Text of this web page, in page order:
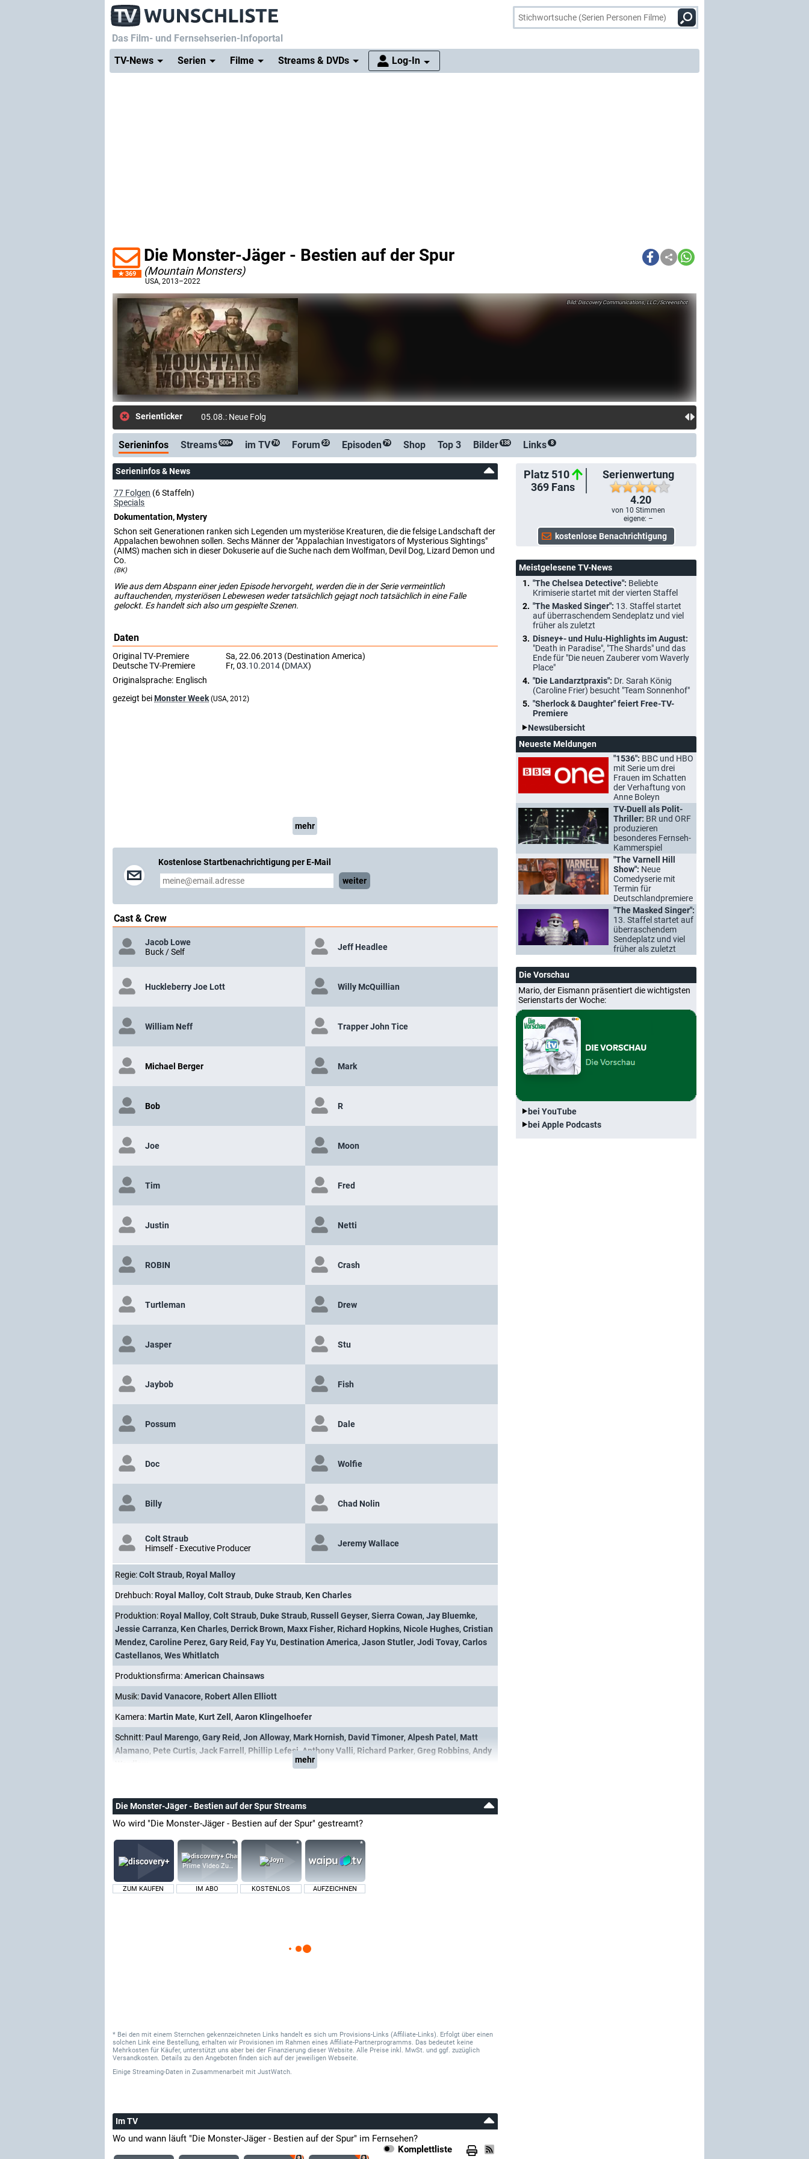
Das Film- und Fernsehserien-Infoportal
TV-News
Serien Filme Streams & DVDs Log-In
369
Die Monster-Jäger - Bestien auf der Spur
(Mountain Monsters)
USA, 2013–2022
Discovery Communications, LLC./Screenshot
Serienticker 05.08.: Neue Folge: Der Midnight Whistler (waiputhek)
Serieninfos Streams 500+ im TV 76 Forum 23 Episoden 79 Shop Top 3 Bilder 138 Links 8
Platz 510
369 Fans
Serienwertung
4.20
von 10 Stimmen
eigene: –
Serieninfos & News
77 Folgen (6 Staffeln)
Specials
Dokumentation, Mystery
Schon seit Generationen ranken sich Legenden um mysteriöse Kreaturen, die die felsige Landschaft der
Appalachen bewohnen sollen. Sechs Männer der "Appalachian Investigators of Mysterious Sightings"
(AIMS) machen sich in dieser Dokuserie auf die Suche nach dem Wolfman, Devil Dog, Lizard Demon und
Co.
(BK)
Wie aus dem Abspann einer jeden Episode hervorgeht, werden die in der Serie vermeintlich
auftauchenden, mysteriösen Lebewesen weder tatsächlich gejagt noch tatsächlich in eine Falle
gelockt. Es handelt sich also um gespielte Szenen.
Daten
Original TV-Premiere
Sa, 22.06.2013 (Destination America)
Deutsche TV-Premiere
Fr, 03.10.2014 (DMAX)
Originalsprache: Englisch
gezeigt beiMonster Week (USA, 2012)
mehr
Kostenlose Startbenachrichtigung per E-Mail
weiter
Cast & Crew
Jacob Lowe
Buck / Self
Jeff Headlee
Huckleberry Joe Lott Willy McQuillian
William Neff Trapper John Tice
Michael Berger Mark
Bob R
Joe Moon
Tim Fred
Justin Netti
ROBIN Crash
Turtleman Drew
Jasper Stu
Jaybob Fish
Possum Dale
Doc Wolfie
Billy Chad Nolin
Colt Straub
Himself - Executive Producer
Jeremy Wallace
Regie:Colt Straub, Royal Malloy
Drehbuch: Royal Malloy, Colt Straub, Duke Straub, Ken Charles
Produktion: Royal Malloy, Colt Straub, Duke Straub, Russell Geyser, Sierra Cowan, Jay Bluemke,
Jessie Carranza, Ken Charles, Derrick Brown, Maxx Fisher, Richard Hopkins, Nicole Hughes, Cristian
Mendez, Caroline Perez, Gary Reid , Fay Yu, Destination America, Jason Stutler, Jodi Tovay, Carlos
Castellanos, Wes Whitlatch
Produktionsfirma:American Chainsaws
Musik: David Vanacore, Robert Allen Elliott
Kamera: Martin Mate, Kurt Zell , Aaron Klingelhoefer
Schnitt: Paul Marengo, Gary Reid, Jon Alloway, Mark Hornish, David Timoner, Alpesh Patel , Matt
Alamano, Pete Curtis, Jack Farrell, Phillip Lefesi,Anthony Valli, Richard Parker, Greg Robbins, Andy
mehr
Die Monster-Jäger - Bestien auf der Spur Streams
Wo wird "Die Monster-Jäger - Bestien auf der Spur" gestreamt?
ZUM KAUFEN
Prime Video Zusatz-Kanäle
IM ABO KOSTENLOS AUFZEICHNEN
* Bei den mit einem Sternchen gekennzeichneten Links handelt es sich um Provisions-Links (Affiliate-Links). Erfolgt über einen
solchen Link eine Bestellung, erhalten wir Provisionen im Rahmen eines Affiliate-Partnerprogramms. Das bedeutet keine
Mehrkosten für Käufer, unterstützt uns aber bei der Finanzierung dieser Website. Alle Preise inkl. MwSt. und ggf. zuzüglich
Versandkosten. Details zu den Angeboten finden sich auf der jeweiligen Webseite.
Einige Streaming-Daten in Zusammenarbeit mit JustWatch.
Im TV
Wo und wann läuft "Die Monster-Jäger - Bestien auf der Spur" im Fernsehen?
Komplettliste
Meistgelesene TV-News
"The Chelsea Detective": Beliebte
Krimiserie startet mit der vierten Staffel
"The Masked Singer": 13. Staffel startet
auf überraschendem Sendeplatz und viel
früher als zuletzt
Disney+- und Hulu-Highlights im August:
"Death in Paradise", "The Shards" und das
Ende für "Die neuen Zauberer vom Waverly
Place"
"Die Landarztpraxis": Dr. Sarah König
(Caroline Frier) besucht "Team Sonnenhof"
"Sherlock & Daughter" feiert Free-TV-
Premiere
Newsübersicht
Neueste Meldungen
"1536": BBC und HBO
mit Serie um drei
Frauen im Schatten
der Verhaftung von
Anne Boleyn
TV-Duell als Polit-
Thriller: BR und ORF
produzieren
besonderes Fernseh-
Kammerspiel
"The Varnell Hill
Show": Neue
Comedyserie mit
Termin für
Deutschlandpremiere
"The Masked Singer":
13. Staffel startet auf
überraschendem
Sendeplatz und viel
früher als zuletzt
Die Vorschau
Mario, der Eismann präsentiert die wichtigsten
Serienstarts der Woche:
bei YouTube
bei Apple Podcasts